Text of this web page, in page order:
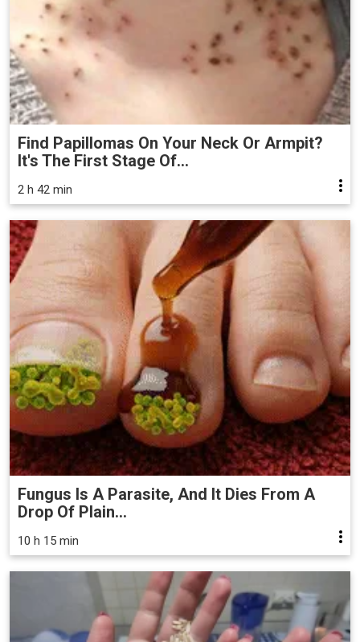
Find Papillomas On Your Neck Or Armpit?
It's The First Stage Of...
2 h 42 min
Fungus Is A Parasite, And It Dies From A
Drop Of Plain...
10 h 15 min